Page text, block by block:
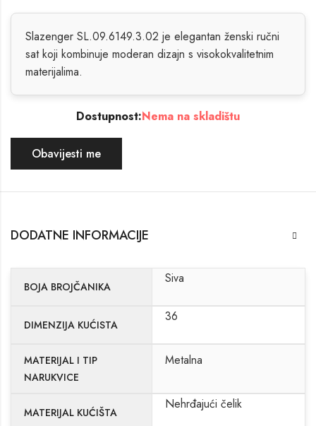
Slazenger SL.09.6149.3.02 je elegantan ženski ručni
sat koji kombinuje moderan dizajn s visokokvalitetnim
materijalima.
Dostupnost:Nema na skladištu
Obavijesti me
DODATNE INFORMACIJE
BOJA BROJČANIKA
Siva
DIMENZIJA KUĆISTA
36
MATERIJAL I TIP
NARUKVICE
Metalna
MATERIJAL KUĆIŠTA
Nehrđajući čelik